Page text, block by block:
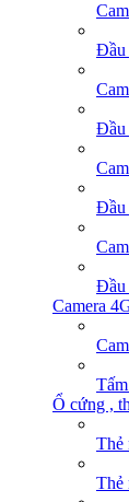
Đầu
Đầu
Đầu
Đầu
Camera
Ổ cứng ,
Thẻ
Thẻ